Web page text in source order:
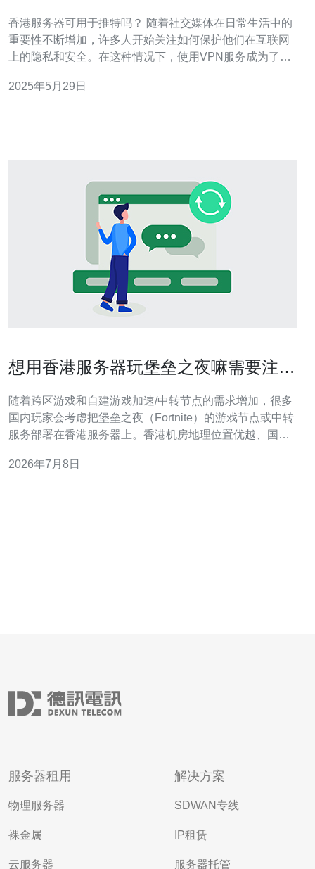
香港服务器可用于推特吗？ 随着社交媒体在日常生活中的
重要性不断增加，许多人开始关注如何保护他们在互联网
上的隐私和安全。在这种情况下，使用VPN服务成为了一
香港作为一个国际化大都市，具有发达的互联网基础设施
2025年5月29日
想用香港服务器玩堡垒之夜嘛需要注意
随着跨区游戏和自建游戏加速/中转节点的需求增加，很多
国内玩家会考虑把堡垒之夜（Fortnite）的游戏节点或中转
服务部署在香港服务器上。香港机房地理位置优越、国际
低延迟与稳定体验，需要注意一系列网络与主机配置。 首
2026年7月8日
服务器租用
物理服务器
裸金属
云服务器
解决方案
SDWAN专线
IP租赁
服务器托管